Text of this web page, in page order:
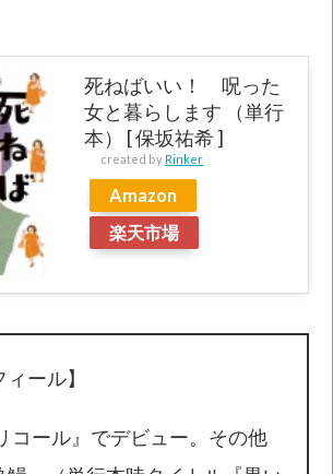
死ねばいい！ 呪った
女と暮らします （単行
本） [ 保坂祐希 ]
created by Rinker
Amazon
楽天市場
ィール】
コール』でデビュー。その他